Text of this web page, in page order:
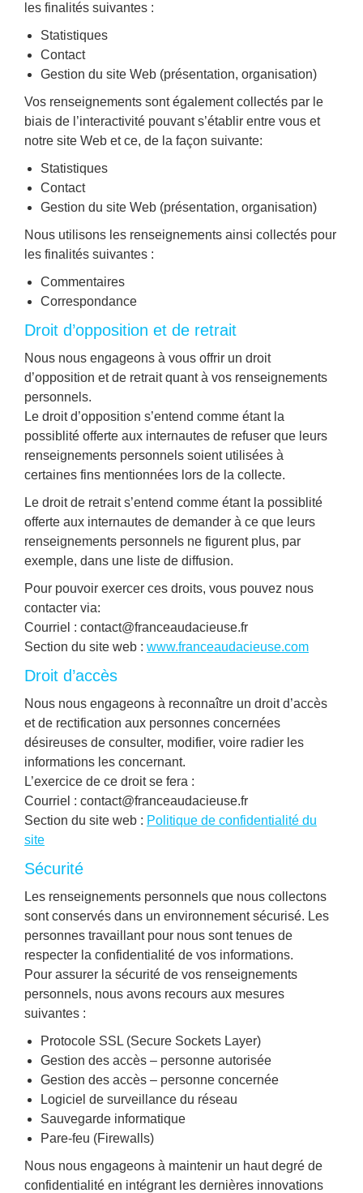
les finalités suivantes :
Statistiques
Contact
Gestion du site Web (présentation, organisation)
Vos renseignements sont également collectés par le
biais de l’interactivité pouvant s’établir entre vous et
notre site Web et ce, de la façon suivante:
Statistiques
Contact
Gestion du site Web (présentation, organisation)
Nous utilisons les renseignements ainsi collectés pour
les finalités suivantes :
Commentaires
Correspondance
Droit d’opposition et de retrait
Nous nous engageons à vous offrir un droit
d’opposition et de retrait quant à vos renseignements
personnels.
Le droit d’opposition s’entend comme étant la
possiblité offerte aux internautes de refuser que leurs
renseignements personnels soient utilisées à
certaines fins mentionnées lors de la collecte.
Le droit de retrait s’entend comme étant la possiblité
offerte aux internautes de demander à ce que leurs
renseignements personnels ne figurent plus, par
exemple, dans une liste de diffusion.
Pour pouvoir exercer ces droits, vous pouvez nous
contacter via:
Courriel : contact@franceaudacieuse.fr
Section du site web : www.franceaudacieuse.com
Droit d’accès
Nous nous engageons à reconnaître un droit d’accès
et de rectification aux personnes concernées
désireuses de consulter, modifier, voire radier les
informations les concernant.
L’exercice de ce droit se fera :
Courriel : contact@franceaudacieuse.fr
Section du site web : Politique de confidentialité du
site
Sécurité
Les renseignements personnels que nous collectons
sont conservés dans un environnement sécurisé. Les
personnes travaillant pour nous sont tenues de
respecter la confidentialité de vos informations.
Pour assurer la sécurité de vos renseignements
personnels, nous avons recours aux mesures
suivantes :
Protocole SSL (Secure Sockets Layer)
Gestion des accès – personne autorisée
Gestion des accès – personne concernée
Logiciel de surveillance du réseau
Sauvegarde informatique
Pare-feu (Firewalls)
Nous nous engageons à maintenir un haut degré de
confidentialité en intégrant les dernières innovations